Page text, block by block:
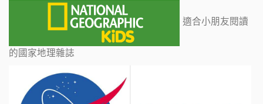
適合小朋友閱讀
的國家地理雜誌